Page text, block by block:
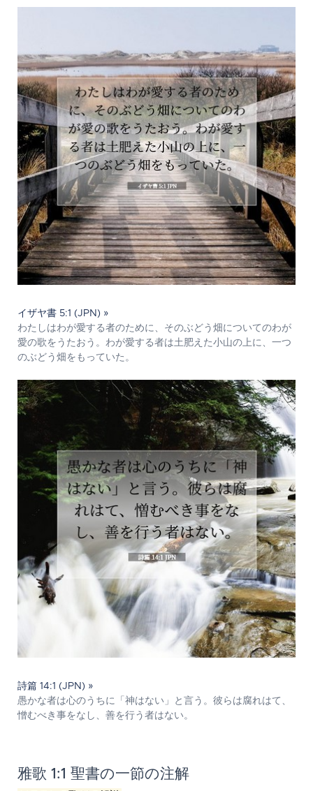
イザヤ書 5:1 (JPN) »
わたしはわが愛する者のために、そのぶどう畑についてのわが
愛の歌をうたおう。わが愛する者は土肥えた小山の上に、一つ
のぶどう畑をもっていた。
詩篇 14:1 (JPN) »
愚かな者は心のうちに「神はない」と言う。彼らは腐れはて、
憎むべき事をなし、善を行う者はない。
雅歌 1:1 聖書の一節の注解